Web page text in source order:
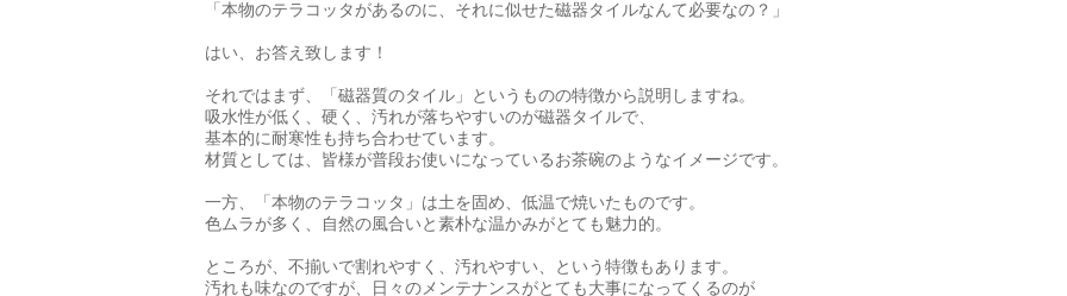
「本物のテラコッタがあるのに、それに似せた磁器タイルなんて必要なの？」
はい、お答え致します！
それではまず、「磁器質のタイル」というものの特徴から説明しますね。
吸水性が低く、硬く、汚れが落ちやすいのが磁器タイルで、
基本的に耐寒性も持ち合わせています。
材質としては、皆様が普段お使いになっているお茶碗のようなイメージです。
一方、「本物のテラコッタ」は土を固め、低温で焼いたものです。
色ムラが多く、自然の風合いと素朴な温かみがとても魅力的。
ところが、不揃いで割れやすく、汚れやすい、という特徴もあります。
汚れも味なのですが、日々のメンテナンスがとても大事になってくるのが